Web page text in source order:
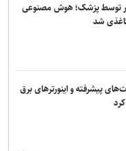
توسط پزشک؛ هوش مصنوعی
شد
پیشرفته و اینورترهای برق